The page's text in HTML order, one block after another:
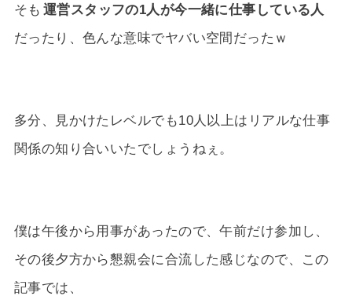
そも 運営スタッフの1人が今一緒に仕事している人
だったり、色んな意味でヤバい空間だったｗ
多分、見かけたレベルでも10人以上はリアルな仕事
関係の知り合いいたでしょうねぇ。
僕は午後から用事があったので、午前だけ参加し、
その後夕方から懇親会に合流した感じなので、この
記事では、